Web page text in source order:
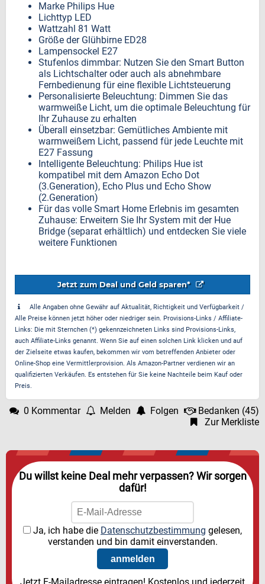
Marke Philips Hue
Lichttyp LED
Wattzahl 81 Watt
Größe der Glühbirne ED28
Lampensockel E27
Stufenlos dimmbar: Nutzen Sie den Smart Button
als Lichtschalter oder auch als abnehmbare
Fernbedienung für eine flexible Lichtsteuerung
Personalisierte Beleuchtung: Dimmen Sie das
warmweiße Licht, um die optimale Beleuchtung für
Ihr Zuhause zu erhalten
Überall einsetzbar: Gemütliches Ambiente mit
warmweißem Licht, passend für jede Leuchte mit
E27 Fassung
Intelligente Beleuchtung: Philips Hue ist
kompatibel mit dem Amazon Echo Dot
(3.Generation), Echo Plus und Echo Show
(2.Generation)
Für das volle Smart Home Erlebnis im gesamten
Zuhause: Erweitern Sie Ihr System mit der Hue
Bridge (separat erhältlich) und entdecken Sie viele
weitere Funktionen
Jetzt zum Deal und Geld sparen*
Alle Angaben ohne Gewähr auf Aktualität, Richtigkeit und Verfügbarkeit /
Alle Preise können jetzt höher oder niedriger sein. Provisions-Links / Affiliate-
Links: Die mit Sternchen (*) gekennzeichneten Links sind Provisions-Links,
auch Affiliate-Links genannt. Wenn Sie auf einen solchen Link klicken und auf
der Zielseite etwas kaufen, bekommen wir vom betreffenden Anbieter oder
Online-Shop eine Vermittlerprovision. Als Amazon-Partner verdienen wir an
qualifizierten Verkäufen. Es entstehen für Sie keine Nachteile beim Kauf oder
Preis.
0 Kommentar Melden Folgen Bedanken (45)
Zur Merkliste
Du willst keine Deal mehr verpassen? Wir sorgen
dafür!
Ja, ich habe die Datenschutzbestimmung gelesen,
verstanden und bin damit einverstanden.